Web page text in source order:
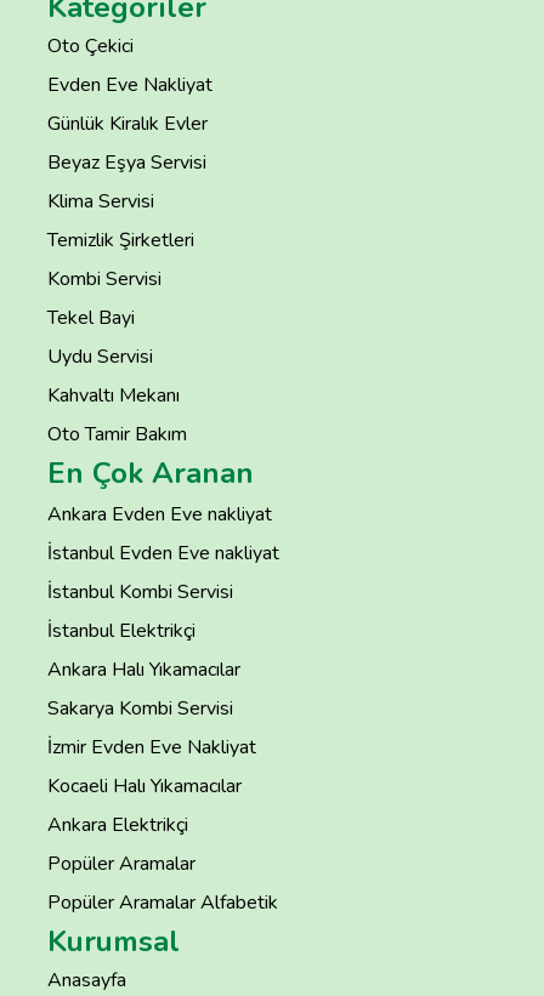
Oto Çekici
Evden Eve Nakliyat
Günlük Kiralık Evler
Beyaz Eşya Servisi
Klima Servisi
Temizlik Şirketleri
Kombi Servisi
Tekel Bayi
Uydu Servisi
Kahvaltı Mekanı
Oto Tamir Bakım
En Çok Aranan
Ankara Evden Eve nakliyat
İstanbul Evden Eve nakliyat
İstanbul Kombi Servisi
İstanbul Elektrikçi
Ankara Halı Yıkamacılar
Sakarya Kombi Servisi
İzmir Evden Eve Nakliyat
Kocaeli Halı Yıkamacılar
Ankara Elektrikçi
Popüler Aramalar
Popüler Aramalar Alfabetik
Kurumsal
Anasayfa